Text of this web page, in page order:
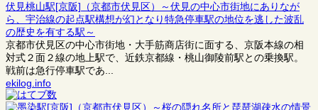
伏見桃山駅[京阪]（京都市伏見区）～伏見の中心市街地にありなが
ら、宇治線の起点駅構想が幻となり特急停車駅の地位を逃した波乱
の歴史を有する駅～
京都市伏見区の中心市街地・大手筋商店街に面する、京阪本線の相
対式２面２線の地上駅で、近鉄京都線・桃山御陵前駅との乗換駅。
戦前は急行停車駅であ...
ekilog.info